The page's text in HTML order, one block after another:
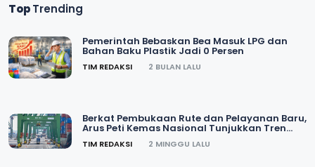
TopTrending
Pemerintah Bebaskan Bea Masuk LPG dan
Bahan Baku Plastik Jadi 0 Persen
TIM REDAKSI 2 BULAN LALU
Berkat Pembukaan Rute dan Pelayanan Baru,
Arus Peti Kemas Nasional Tunjukkan Tren
TIM REDAKSI 2 MINGGU LALU